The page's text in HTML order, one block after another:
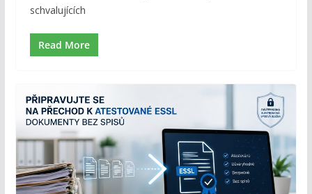
schvalujících
Read More